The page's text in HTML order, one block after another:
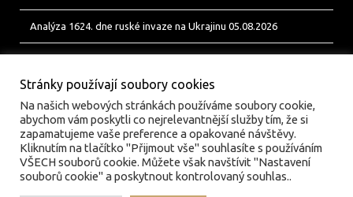
Analýza 1624. dne ruské invaze na Ukrajinu 05.08.2026
Stránky používají soubory cookies
Na našich webových stránkách používáme soubory cookie,
abychom vám poskytli co nejrelevantnější služby tím, že si
zapamatujeme vaše preference a opakované návštěvy.
Kliknutím na tlačítko "Přijmout vše" souhlasíte s používáním
VŠECH souborů cookie. Můžete však navštívit "Nastavení
souborů cookie" a poskytnout kontrolovaný souhlas..